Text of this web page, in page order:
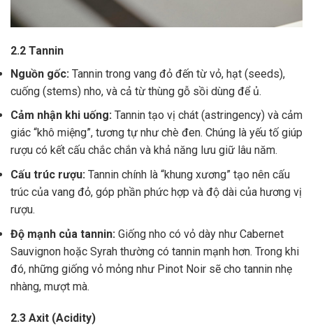
2.2 Tannin
Nguồn gốc: Tannin trong vang đỏ đến từ vỏ, hạt (seeds),
cuống (stems) nho, và cả từ thùng gỗ sồi dùng để ủ.
Cảm nhận khi uống: Tannin tạo vị chát (astringency) và cảm
giác “khô miệng”, tương tự như chè đen. Chúng là yếu tố giúp
rượu có kết cấu chắc chắn và khả năng lưu giữ lâu năm.
Cấu trúc rượu: Tannin chính là “khung xương” tạo nên cấu
trúc của vang đỏ, góp phần phức hợp và độ dài của hương vị
rượu.
Độ mạnh của tannin: Giống nho có vỏ dày như Cabernet
Sauvignon hoặc Syrah thường có tannin mạnh hơn. Trong khi
đó, những giống vỏ mỏng như Pinot Noir sẽ cho tannin nhẹ
nhàng, mượt mà.
2.3 Axit (Acidity)